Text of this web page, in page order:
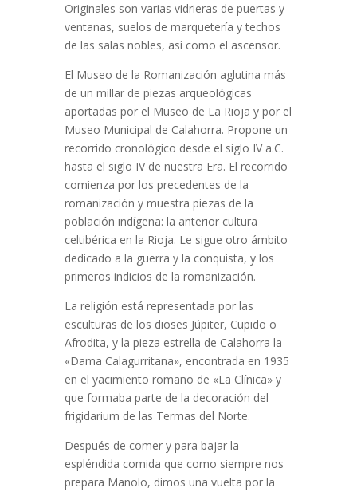
Originales son varias vidrieras de puertas y
ventanas, suelos de marquetería y techos
de las salas nobles, así como el ascensor.
El Museo de la Romanización aglutina más
de un millar de piezas arqueológicas
aportadas por el Museo de La Rioja y por el
Museo Municipal de Calahorra. Propone un
recorrido cronológico desde el siglo IV a.C.
hasta el siglo IV de nuestra Era. El recorrido
comienza por los precedentes de la
romanización y muestra piezas de la
población indígena: la anterior cultura
celtibérica en la Rioja. Le sigue otro ámbito
dedicado a la guerra y la conquista, y los
primeros indicios de la romanización.
La religión está representada por las
esculturas de los dioses Júpiter, Cupido o
Afrodita, y la pieza estrella de Calahorra la
«Dama Calagurritana», encontrada en 1935
en el yacimiento romano de «La Clínica» y
que formaba parte de la decoración del
frigidarium de las Termas del Norte.
Después de comer y para bajar la
espléndida comida que como siempre nos
prepara Manolo, dimos una vuelta por la